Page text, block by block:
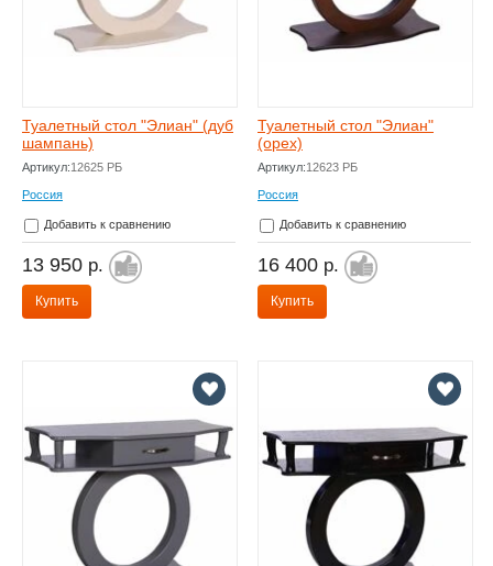
Туалетный стол "Элиан" (дуб
шампань)
Артикул:12625 РБ
Россия
Добавить к сравнению
13 950 р.
Купить
Туалетный стол "Элиан"
(орех)
Артикул:12623 РБ
Россия
Добавить к сравнению
16 400 р.
Купить